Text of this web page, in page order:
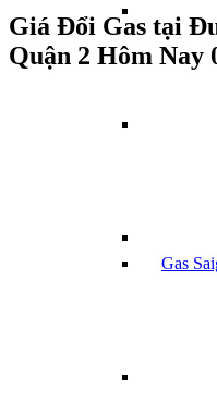
Gas
Giá Đổi Gas tại
Quận 2 Hôm Nay